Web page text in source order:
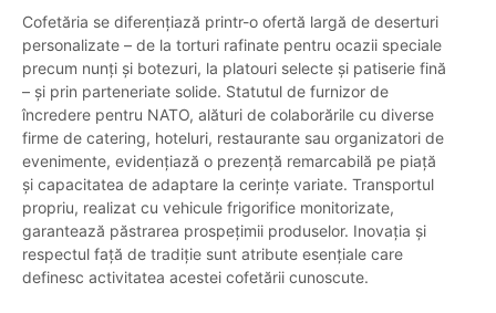
Cofetăria se diferențiază printr-o ofertă largă de deserturi
personalizate – de la torturi rafinate pentru ocazii speciale
precum nunți și botezuri, la platouri selecte și patiserie fină
– și prin parteneriate solide. Statutul de furnizor de
încredere pentru NATO, alături de colaborările cu diverse
firme de catering, hoteluri, restaurante sau organizatori de
evenimente, evidențiază o prezență remarcabilă pe piață
și capacitatea de adaptare la cerințe variate. Transportul
propriu, realizat cu vehicule frigorifice monitorizate,
garantează păstrarea prospețimii produselor. Inovația și
respectul față de tradiție sunt atribute esențiale care
definesc activitatea acestei cofetării cunoscute.